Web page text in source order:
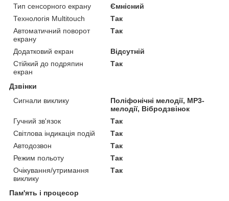
Тип сенсорного екрану
Ємнісний
Технологія Multitouch
Так
Автоматичний поворот
екрану
Так
Додатковий екран
Відсутній
Стійкий до подряпин
екран
Так
Дзвінки
Сигнали виклику
Поліфонічні мелодії, MP3-
мелодії, Вібродзвінок
Гучний зв'язок
Так
Світлова індикація подій
Так
Автодозвон
Так
Режим польоту
Так
Очікування/утримання
виклику
Так
Пам'ять і процесор